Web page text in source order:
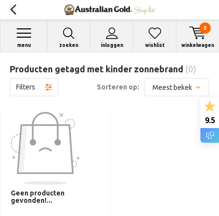
zoeken inloggen
menu wishlist winkelwagen
0
Producten getagd met kinder zonnebrand (0)
Filters Sorteren op:
Geen producten
gevonden!...
9.5